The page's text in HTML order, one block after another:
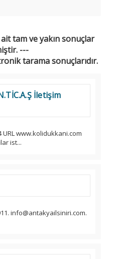
tam ve yakın sonuçlar
---
tarama sonuçlarıdır.
İletişim
URL www.kolidukkani.com
ist...
info@antakyailsiniri.com.